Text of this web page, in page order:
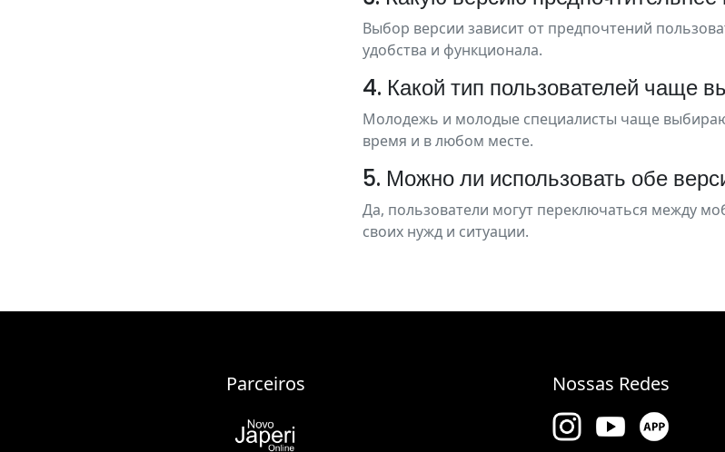
Выбор версии зависит от предпочтений
удобства и функционала.
4. Какой тип пользователей чаще
Молодежь и молодые специалисты чаще
время и в любом месте.
5. Можно ли использовать обе
Да, пользователи могут переключаться между
своих нужд и ситуации.
Parceiros Nossas Redes